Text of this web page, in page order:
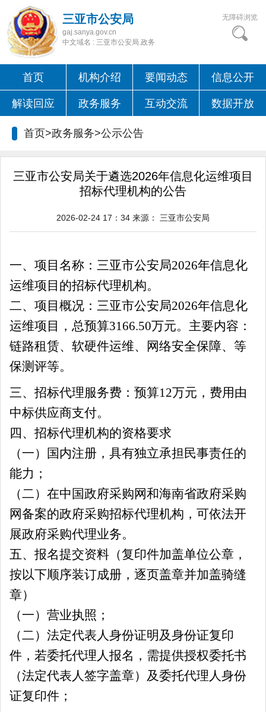
三亚市公安局
gaj.sanya.gov.cn
中文域名 : 三亚市公安局.政务
无障碍浏览
首页 机构介绍 要闻动态 信息公开
解读回应 政务服务 互动交流 数据开放
首页>政务服务>公示公告
三亚市公安局关于遴选2026年信息化运维项目
招标代理机构的公告
2026-02-24 17：34 来源： 三亚市公安局
一、 项目名称： 三亚市公安局2026年信息化
运维项目的招标代理机构。
二、项目概况： 三亚市公安局2026年信息化
运维项目 ，总预算3166.50万元。 主要内容：
链路租赁、软硬件运维、网络安全保障、等
保测评等。
三、 招标代理服务费： 预算12万元， 费用由
中标供应商支付。
四、招标代理机构的资格要求
（一）国内注册，具有独立承担民事责任的
能力；
（二）在中国政府采购网和海南省政府采购
网备案的政府采购招标代理机构，可依法开
展政府采购代理业务。
五、报名提交资料（复印件加盖单位公章，
按以下顺序装订成册，逐页盖章并加盖骑缝
章）
（一）营业执照；
（二）法定代表人身份证明及身份证复印
件 ， 若委托代理人报名，需提供授权委托书
（法定代表人签字盖章）及委托代理人身份
证复印件；